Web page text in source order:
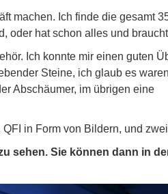
machen. Ich finde die gesamt
oder hat schon alles und
Ich konnte mir einen guten
Steine, ich glaub es
Abschäumer, im übrigen eine
in Form von Bildern, und
sehen. Sie können dann in